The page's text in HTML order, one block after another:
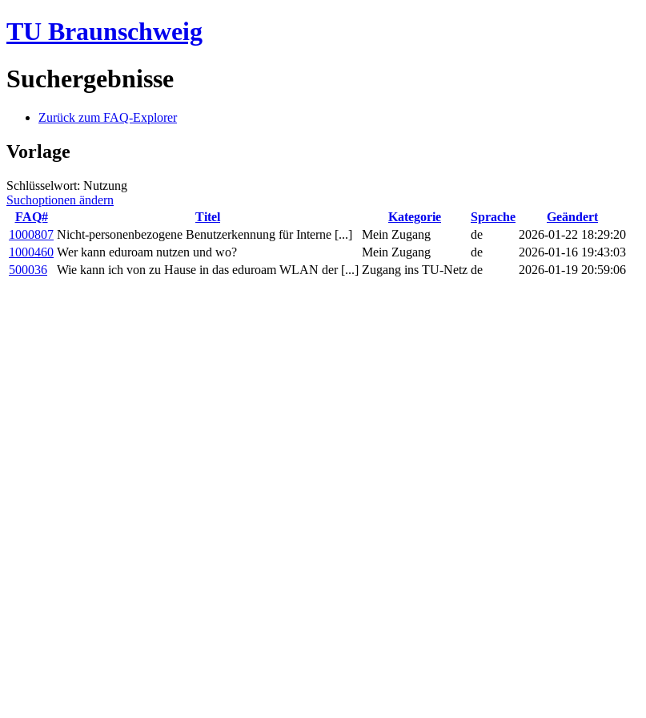
TU Braunschweig
Suchergebnisse
Zurück zum FAQ-Explorer
Vorlage
Schlüsselwort: Nutzung
Suchoptionen ändern
FAQ#
Titel Kategorie Sprache
Geändert
1000807 Nicht-personenbezogene Benutzerkennung für Interne [...] Mein Zugang de
2026-01-22 18:29:20
1000460 Wer kann eduroam nutzen und wo? Mein Zugang de
2026-01-16 19:43:03
500036
Wie kann ich von zu Hause in das eduroam WLAN der [...] Zugang ins TU-Netz de 2026-01-19 20:59:06